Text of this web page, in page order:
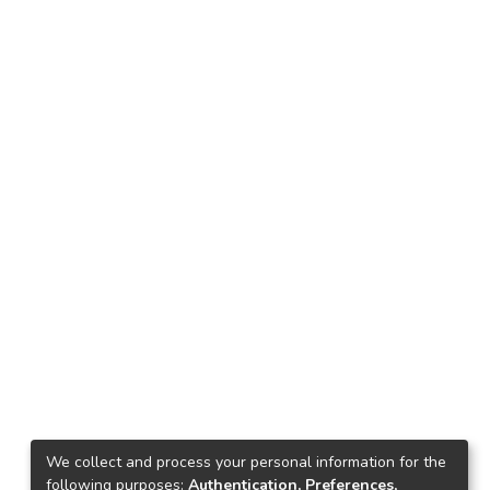
We collect and process your personal information for the
following purposes: Authentication, Preferences,